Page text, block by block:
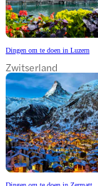
Dingen om te doen in Luzern
Zwitserland